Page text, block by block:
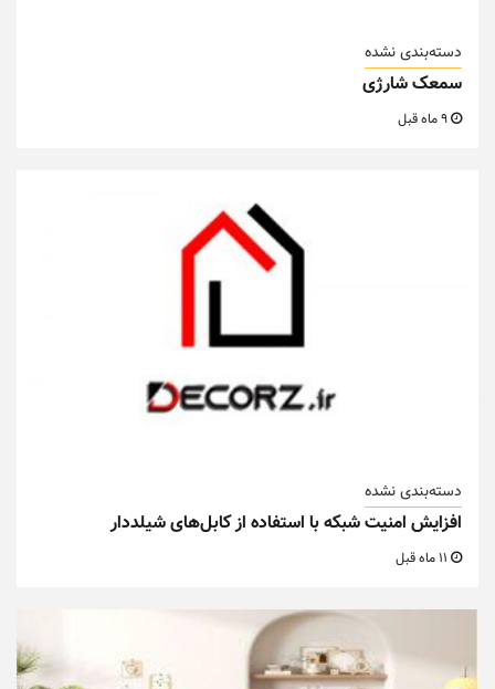
دسته‌بندی نشده
سمعک شارژی
دسته‌بندی نشده
افزایش امنیت شبکه با استفاده از کابل‌های شیلددار